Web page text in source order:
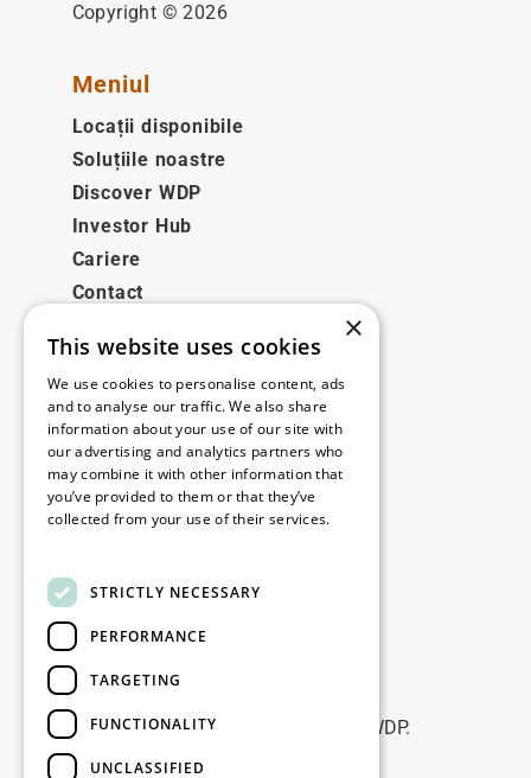
Copyright © 2026
Meniul
Locații disponibile
Soluțiile noastre
Discover WDP
Investor Hub
Cariere
Contact
Legale
Disclaimer
Privacy policy
Cookie policy
Contact
Fii la curent
Rămâneți la curent: abonați-vă la
newsletterele noastre de Marketing WDP.
×
This website uses cookies
We use cookies to personalise content, ads
and to analyse our traffic. We also share
information about your use of our site with
our advertising and analytics partners who
may combine it with other information that
you’ve provided to them or that they’ve
collected from your use of their services.
STRICTLY NECESSARY
PERFORMANCE
TARGETING
FUNCTIONALITY
UNCLASSIFIED